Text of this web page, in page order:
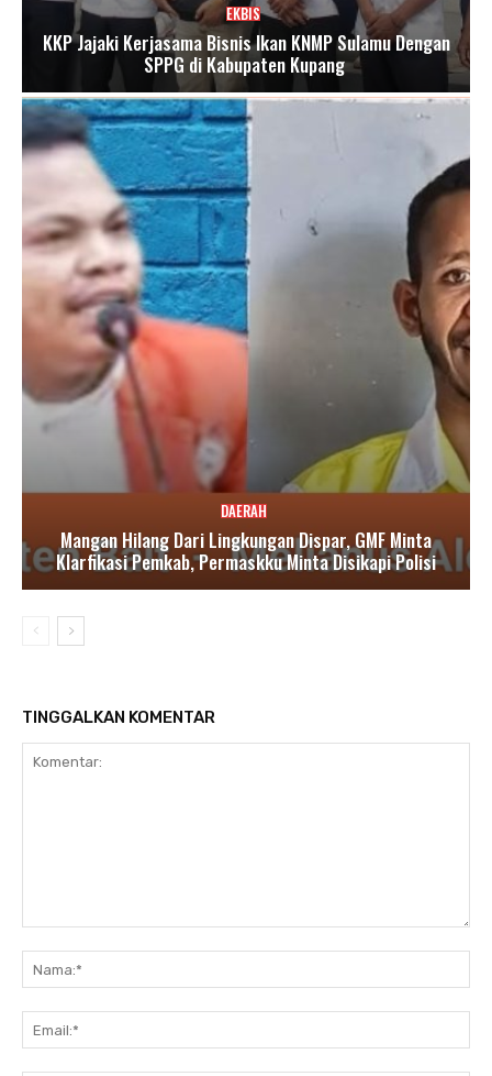
EKBIS
KKP Jajaki Kerjasama Bisnis Ikan KNMP Sulamu Dengan
SPPG di Kabupaten Kupang
DAERAH
Mangan Hilang Dari Lingkungan Dispar, GMF Minta
Klarfikasi Pemkab, Permaskku Minta Disikapi Polisi
TINGGALKAN KOMENTAR